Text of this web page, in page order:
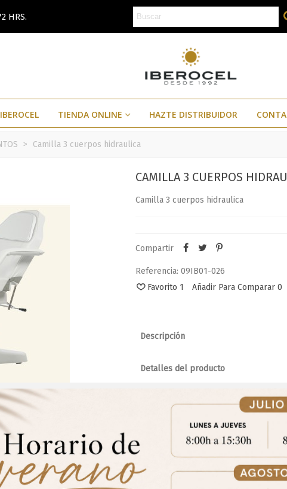
HRS.
IBEROCEL TIENDA ONLINE HAZTE DISTRIBUIDOR
> Camilla 3 cuerpos hidraulica
CAMILLA 3 CUERPOS
Camilla 3 cuerpos hidraulica
Compartir
Referencia: 09IB01-026
Favorito 1 Añadir Para Comparar 0
Descripción
Detalles del producto
Camilla Plegable De Madera